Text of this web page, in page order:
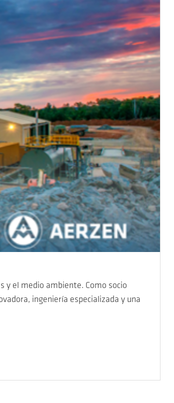
y el medio ambiente. Como socio
ingeniería especializada y una